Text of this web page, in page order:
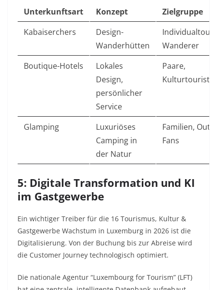
Unterkunftsart Konzept
Zielgruppe
Kabaiserchers
Design-
Wanderhütten
Wanderer
Boutique-Hotels
Lokales
Design,
persönlicher
Service
Paare,
Glamping
Luxuriöses
Camping in
der Natur
Familien,
Fans
5: Digitale Transformation und KI
im Gastgewerbe
Ein wichtiger Treiber für die 16 Tourismus, Kultur &
Gastgewerbe Wachstum in Luxemburg in 2026 ist die
Digitalisierung. Von der Buchung bis zur Abreise wird
die Customer Journey technologisch optimiert.
Die nationale Agentur “Luxembourg for Tourism” (LFT)